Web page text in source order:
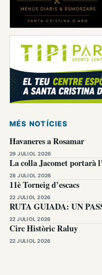
MÉS NOTÍCIES
Havaneres a Rosamar
29 JULIOL 2026
La colla Jacomet portarà
28 JULIOL 2026
11è Torneig d’escacs
22 JULIOL 2026
RUTA GUIADA: UN
22 JULIOL 2026
Circ Històric Raluy
22 JULIOL 2026